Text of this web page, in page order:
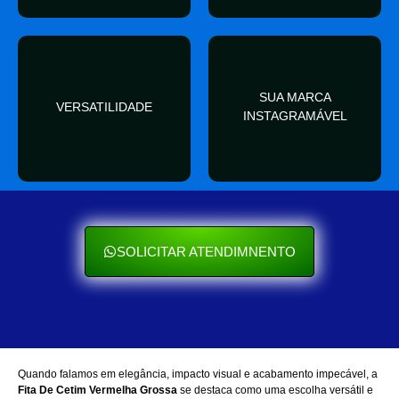
VERSATILIDADE
ocasião e sempre agrega
SUA MARCA
INSTAGRAMÁVEL
Seu cliente ama mostrar
nas redes sociais
SOLICITAR ATENDIMNENTO
Quando falamos em elegância, impacto visual e acabamento impecável, a
Fita De Cetim Vermelha Grossa se destaca como uma escolha versátil e